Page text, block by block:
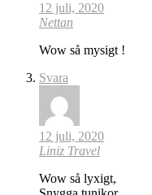
12 juli, 2020
Nettan
Wow så mysigt !
Svara
12 juli, 2020
Liniz Travel
Wow så lyxigt,